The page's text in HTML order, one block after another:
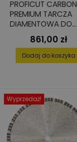
PROFICUT CARBON
PREMIUM TARCZA
DIAMENTOWA DO
ŚWIEŻEGO BETONU,
400X25,4
Cena
861,00 zł
Dodaj do koszyka
Wyprzedaż!